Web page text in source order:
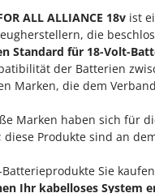
Aufsitzmäher
- Kantenschneider
- Motorsensen -
Pro
MGM
ALL ALLIANCE 18v ist
die
Standard für 18-Volt-
der Batterien
Marken, die dem
Marken haben sich für
Produkte sind an
Batterieprodukte Sie
Ihr kabelloses System